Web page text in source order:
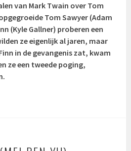
van Mark Twain over Tom
Tom Sawyer (Adam
(Kyle Gallner) proberen een
ze eigenlijk al jaren, maar
in de gevangenis zat, kwam
ze een tweede poging,